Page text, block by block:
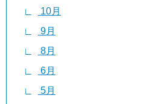
2月
1月
6月
5月
4月
2月
1月
10月
9月
8月
6月
5月